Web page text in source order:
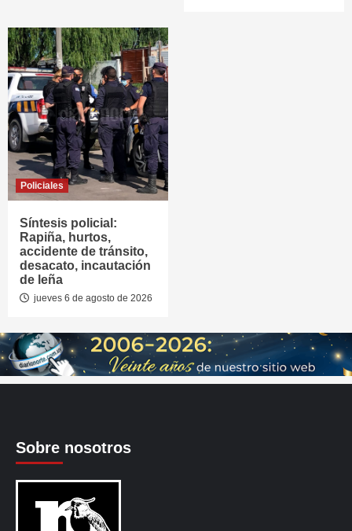
Policiales
Síntesis policial:
Rapiña, hurtos,
accidente de tránsito,
desacato, incautación
de leña
jueves 6 de agosto de 2026
Sobre nosotros